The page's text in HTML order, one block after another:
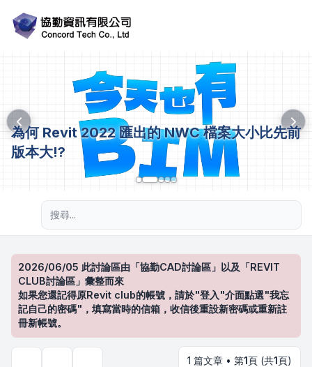
為何 Revit 2022 匯出的 NWC 檔案大小比先前
版本大!?
2026/06/05 此討論區由「協勤CAD討論區」以及「REVIT
CLUB討論區」彙整而來
如果您還記得原Revit club的帳號，請於"登入"介面點選"我忘
記自己的密碼"，填寫當時的信箱，收信後重設新密碼或重新註
冊新帳號。
1 篇文章 • 第1頁 (共1頁)